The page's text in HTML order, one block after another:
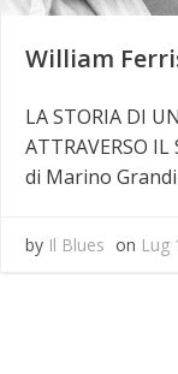
William
LA STORIA DI
ATTRAVERSO IL
di Marino
by Il Blues on Lug